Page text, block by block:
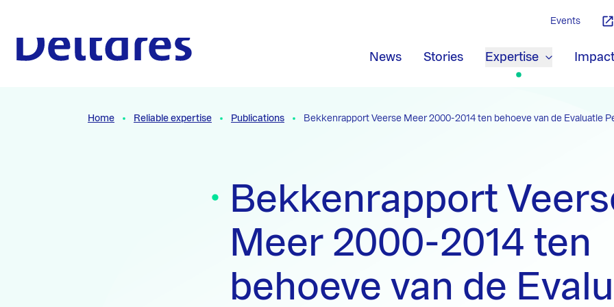
News Stories Expertise Impact
Events
Home Reliable expertise Publications Bekkenrapport Veerse Meer 2000-2014 ten behoeve van de Evaluatie
Bekkenrapport
Meer 2000-2014 ten
behoeve van de